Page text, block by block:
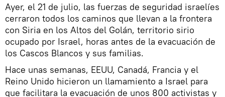
Ayer, el 21 de julio, las fuerzas de seguridad israelíes
cerraron todos los caminos que llevan a la frontera
con Siria en los Altos del Golán, territorio sirio
ocupado por Israel, horas antes de la evacuación de
los Cascos Blancos y sus familias.
Hace unas semanas, EEUU, Canadá, Francia y el
Reino Unido hicieron un llamamiento a Israel para
que facilitara la evacuación de unos 800 activistas y